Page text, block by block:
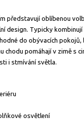
představují oblíbenou
design. Typicky
do obývacích pokojů,
chodu pomáhají v zimě s
i stmívání světla.
osvětlení